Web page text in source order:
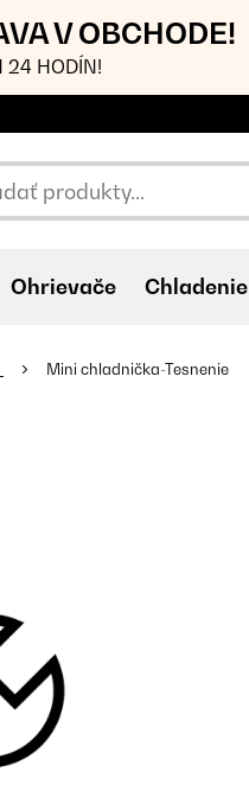
V OBCHODE!
24 HODÍN!
Ohrievače Chladenie
Mini chladnička-Tesnenie